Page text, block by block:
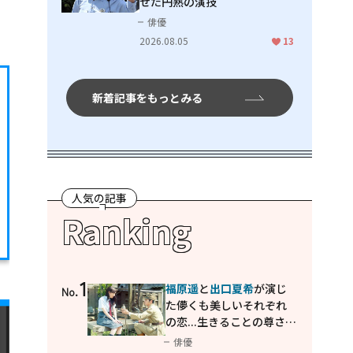
俳優
2026.08.05
13
新着記事をもっとみる
人気の記事
Ranking
No.1 福原遥と出口夏希が演じ
た儚くも美しいそれぞれ
の恋...生きることの尊さを
教えてくれた映画「あの
俳優